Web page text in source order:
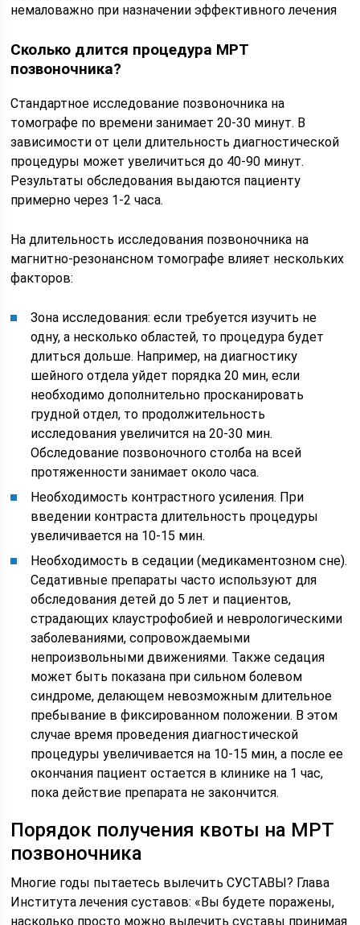
немаловажно при назначении эффективного лечения
Сколько длится процедура МРТ
позвоночника?
Стандартное исследование позвоночника на
томографе по времени занимает 20-30 минут. В
зависимости от цели длительность диагностической
процедуры может увеличиться до 40-90 минут.
Результаты обследования выдаются пациенту
примерно через 1-2 часа.
На длительность исследования позвоночника на
магнитно-резонансном томографе влияет нескольких
факторов:
Зона исследования: если требуется изучить не
одну, а несколько областей, то процедура будет
длиться дольше. Например, на диагностику
шейного отдела уйдет порядка 20 мин, если
необходимо дополнительно просканировать
грудной отдел, то продолжительность
исследования увеличится на 20-30 мин.
Обследование позвоночного столба на всей
протяженности занимает около часа.
Необходимость контрастного усиления. При
введении контраста длительность процедуры
увеличивается на 10-15 мин.
Необходимость в седации (медикаментозном сне).
Седативные препараты часто используют для
обследования детей до 5 лет и пациентов,
страдающих клаустрофобией и неврологическими
заболеваниями, сопровождаемыми
непроизвольными движениями. Также седация
может быть показана при сильном болевом
синдроме, делающем невозможным длительное
пребывание в фиксированном положении. В этом
случае время проведения диагностической
процедуры увеличивается на 10-15 мин, а после ее
окончания пациент остается в клинике на 1 час,
пока действие препарата не закончится.
Порядок получения квоты на МРТ
позвоночника
Многие годы пытаетесь вылечить СУСТАВЫ? Глава
Института лечения суставов: «Вы будете поражены,
насколько просто можно вылечить суставы принимая